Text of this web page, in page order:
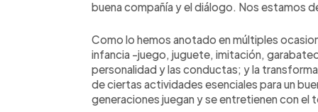
buena compañía y el diálogo. Nos estamos
Como lo hemos anotado en múltiples
infancia -juego, juguete, imitación,
personalidad y las conductas; y la
de ciertas actividades esenciales para un
generaciones juegan y se entretienen con